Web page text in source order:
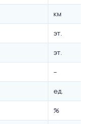
км
эт.
эт.
–
ед.
%